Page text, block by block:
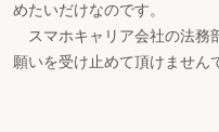
めたいだけなのです。
スマホキャリア会社の法務
願いを受け止めて頂けません